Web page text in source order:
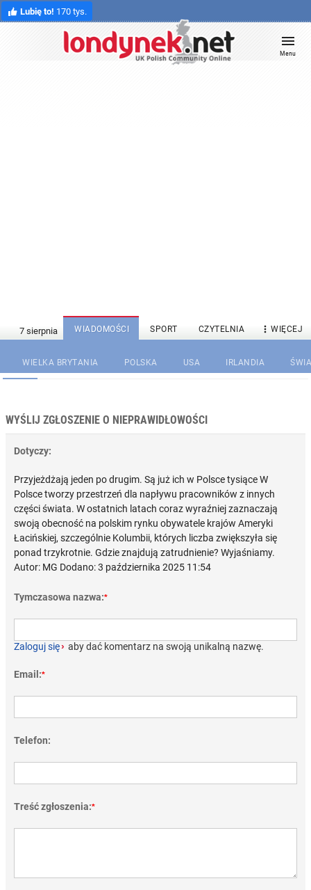
Lubię to! 170 tys.
Menu
WIADOMOŚCI SPORT CZYTELNIA  WIĘCEJ
WIELKA BRYTANIA POLSKA USA IRLANDIA
WYŚLIJ ZGŁOSZENIE O NIEPRAWIDŁOWOŚCI
Dotyczy:
Przyjeżdżają jeden po drugim. Są już ich w Polsce tysiące W
Polsce tworzy przestrzeń dla napływu pracowników z innych
części świata. W ostatnich latach coraz wyraźniej zaznaczają
swoją obecność na polskim rynku obywatele krajów Ameryki
Łacińskiej, szczególnie Kolumbii, których liczba zwiększyła się
ponad trzykrotnie. Gdzie znajdują zatrudnienie? Wyjaśniamy.
Autor: MG Dodano: 3 października 2025 11:54
Tymczasowa nazwa:*
Zaloguj się› aby dać komentarz na swoją unikalną nazwę.
Email:*
Telefon:
Treść zgłoszenia:*